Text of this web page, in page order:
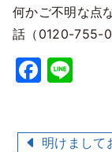
何かご不明な点
話（0120-755-
明けまして